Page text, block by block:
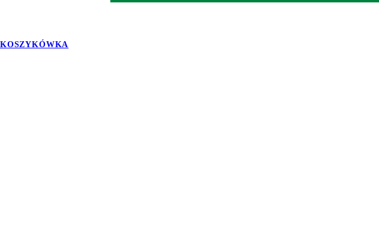
KOSZYKÓWKA